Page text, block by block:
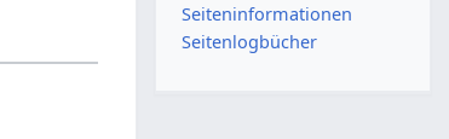
Seiten­­informationen
Seitenlogbücher